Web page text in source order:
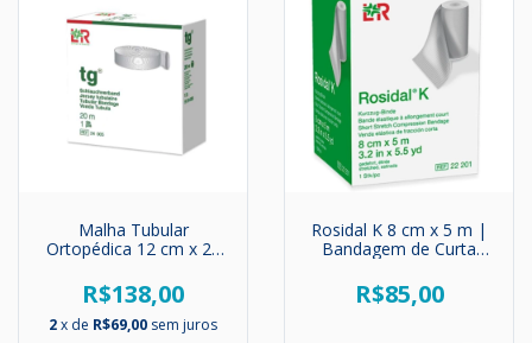
Malha Tubular
Ortopédica 12 cm x 20
R$138,00
2x de R$69,00 sem juros
Rosidal K 8 cm x 5 m |
Bandagem de Curta
Compressão
R$85,00